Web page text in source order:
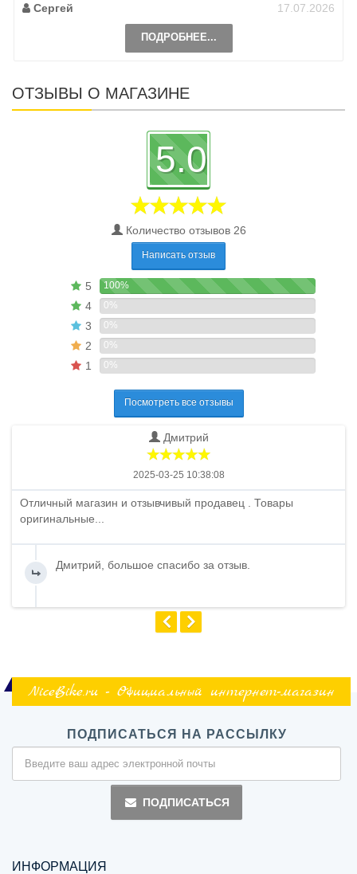
Сергей 17.07.2026
ПОДРОБНЕЕ...
ОТЗЫВЫ О МАГАЗИНЕ
5.0
Количество отзывов 26
Написать отзыв
5 100%
4 0%
3 0%
2 0%
1 0%
Посмотреть все отзывы
Дмитрий
2025-03-25 10:38:08
Отличный магазин и отзывчивый продавец . Товары
оригинальные...
Дмитрий, большое спасибо за отзыв.
NiceBike.ru - Официальный интернет-магазин
ПОДПИСАТЬСЯ НА РАССЫЛКУ
ПОДПИСАТЬСЯ
ИНФОРМАЦИЯ